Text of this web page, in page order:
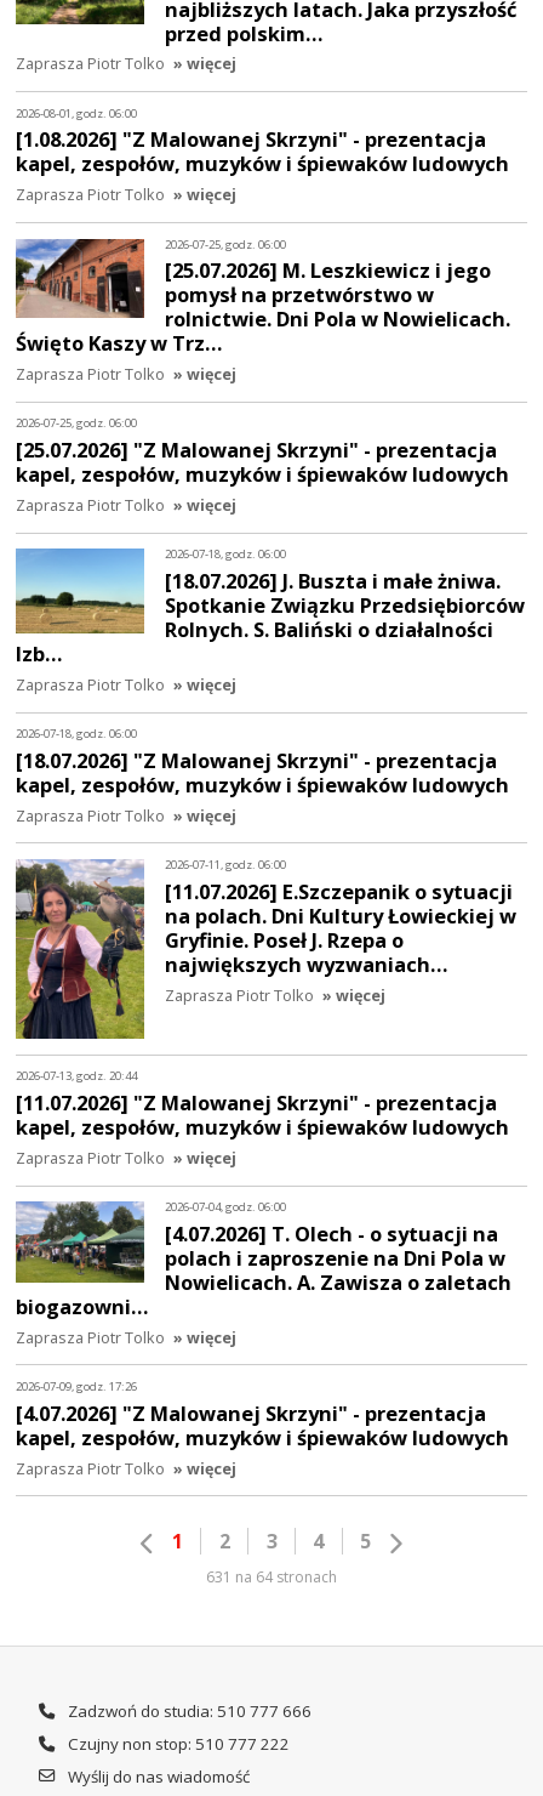
najbliższych latach. Jaka przyszłość
przed polskim…
Zaprasza Piotr Tolko » więcej
2026-08-01, godz. 06:00
[1.08.2026] "Z Malowanej Skrzyni" - prezentacja
kapel, zespołów, muzyków i śpiewaków ludowych
Zaprasza Piotr Tolko » więcej
2026-07-25, godz. 06:00
[25.07.2026] M. Leszkiewicz i jego
pomysł na przetwórstwo w
rolnictwie. Dni Pola w Nowielicach.
Święto Kaszy w Trz…
Zaprasza Piotr Tolko » więcej
2026-07-25, godz. 06:00
[25.07.2026] "Z Malowanej Skrzyni" - prezentacja
kapel, zespołów, muzyków i śpiewaków ludowych
Zaprasza Piotr Tolko » więcej
2026-07-18, godz. 06:00
[18.07.2026] J. Buszta i małe żniwa.
Spotkanie Związku Przedsiębiorców
Rolnych. S. Baliński o działalności
Izb…
Zaprasza Piotr Tolko » więcej
2026-07-18, godz. 06:00
[18.07.2026] "Z Malowanej Skrzyni" - prezentacja
kapel, zespołów, muzyków i śpiewaków ludowych
Zaprasza Piotr Tolko » więcej
2026-07-11, godz. 06:00
[11.07.2026] E.Szczepanik o sytuacji
na polach. Dni Kultury Łowieckiej w
Gryfinie. Poseł J. Rzepa o
największych wyzwaniach…
Zaprasza Piotr Tolko » więcej
2026-07-13, godz. 20:44
[11.07.2026] "Z Malowanej Skrzyni" - prezentacja
kapel, zespołów, muzyków i śpiewaków ludowych
Zaprasza Piotr Tolko » więcej
2026-07-04, godz. 06:00
[4.07.2026] T. Olech - o sytuacji na
polach i zaproszenie na Dni Pola w
Nowielicach. A. Zawisza o zaletach
biogazowni…
Zaprasza Piotr Tolko » więcej
2026-07-09, godz. 17:26
[4.07.2026] "Z Malowanej Skrzyni" - prezentacja
kapel, zespołów, muzyków i śpiewaków ludowych
Zaprasza Piotr Tolko » więcej
1 2 3 4 5
631 na 64 stronach
Zadzwoń do studia: 510 777 666
Czujny non stop: 510 777 222
Wyślij do nas wiadomość